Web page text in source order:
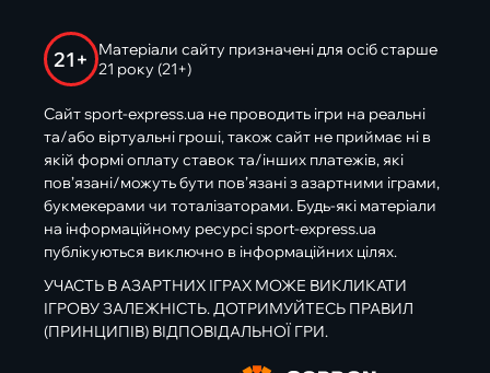
21+
Матеріали сайту призначені для осіб старше
21 року (21+)
Сайт sport-express.ua не проводить ігри на реальні
та/або віртуальні гроші, також сайт не приймає ні в
якій формі оплату ставок та/інших платежів, які
пов’язані/можуть бути пов’язані з азартними іграми,
букмекерами чи тоталізаторами. Будь-які матеріали
на інформаційному ресурсі sport-express.ua
публікуються виключно в інформаційних цілях.
УЧАСТЬ В АЗАРТНИХ ІГРАХ МОЖЕ ВИКЛИКАТИ
ІГРОВУ ЗАЛЕЖНІСТЬ. ДОТРИМУЙТЕСЬ ПРАВИЛ
(ПРИНЦИПІВ) ВІДПОВІДАЛЬНОЇ ГРИ.